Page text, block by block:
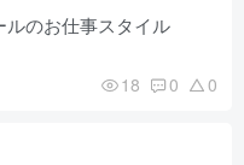
ルのお仕事スタイル
18 0 0